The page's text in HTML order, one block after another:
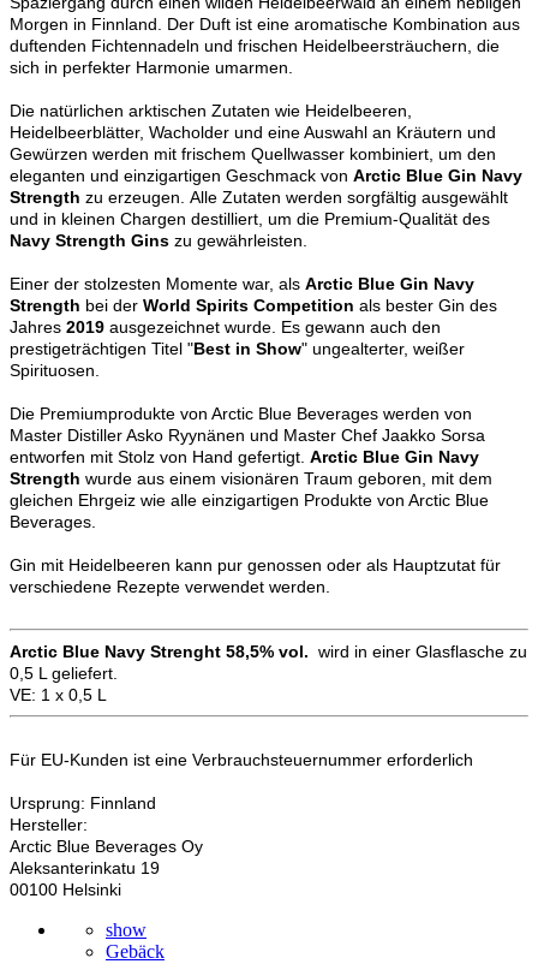
Morgen in Finnland. Der Duft ist eine aromatische Kombination aus
duftenden Fichtennadeln und frischen Heidelbeersträuchern, die
sich in perfekter Harmonie umarmen.
Die natürlichen arktischen Zutaten wie Heidelbeeren,
Heidelbeerblätter, Wacholder und eine Auswahl an Kräutern und
Gewürzen werden mit frischem Quellwasser kombiniert, um den
eleganten und einzigartigen Geschmack von Arctic Blue Gin Navy
Strength zu erzeugen. Alle Zutaten werden sorgfältig ausgewählt
und in kleinen Chargen destilliert, um die Premium-Qualität des
Navy Strength Gins zu gewährleisten.
Einer der stolzesten Momente war, als Arctic Blue Gin Navy
Strength bei der World Spirits Competition als bester Gin des
Jahres 2019 ausgezeichnet wurde. Es gewann auch den
prestigeträchtigen Titel "Best in Show" ungealterter, weißer
Spirituosen.
Die Premiumprodukte von Arctic Blue Beverages werden von
Master Distiller Asko Ryynänen und Master Chef Jaakko Sorsa
entworfen mit Stolz von Hand gefertigt. Arctic Blue Gin Navy
Strength wurde aus einem visionären Traum geboren, mit dem
gleichen Ehrgeiz wie alle einzigartigen Produkte von Arctic Blue
Beverages.
Gin mit Heidelbeeren kann pur genossen oder als Hauptzutat für
verschiedene Rezepte verwendet werden.
Arctic Blue Navy Strenght 58,5% vol. wird in einer Glasflasche zu
0,5 L geliefert.
VE: 1 x 0,5 L
Für EU-Kunden ist eine Verbrauchsteuernummer erforderlich
Ursprung: Finnland
Hersteller:
Arctic Blue Beverages Oy
Aleksanterinkatu 19
00100 Helsinki
show
Gebäck